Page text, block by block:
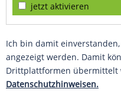
jetzt aktivieren
Ich bin damit
angezeigt werden. Damit
Drittplattformen übermittelt
Datenschutzhinweisen.